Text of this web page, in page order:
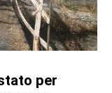
per